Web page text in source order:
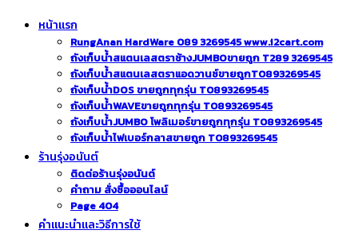
หน้าแรก
RungAnan HardWare 089 3269545 www.i2cart.com
ถังเก็บน้ำสแตนเลสตราช้างJUMBOขายถูก T289 3269545
ถังเก็บน้ำสแตนเลสตราแอดวานซ์ขายถูกT0893269545
ถังเก็บน้ำDOS ขายถูกทุกรุ่น T0893269545
ถังเก็บน้ำWAVEขายถูกทุกรุ่น T0893269545
ถังเก็บน้ำJUMBO โพลิเมอร์ขายถูกทุกรุ่น T0893269545
ถังเก็บน้ำไฟเบอร์กลาสขายถูก T0893269545
ร้านรุ่งอนันต์
ติดต่อร้านรุ่งอนันต์
คำถาม สั่งซื้อออนไลน์
Page 404
คำแนะนำและวิธีการใช้